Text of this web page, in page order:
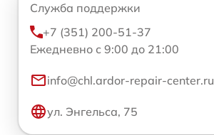
Служба поддержки
+7 (351) 200-51-37
Ежедневно с 9:00 до 21:00
info@chl.ardor-repair-center.ru
ул. Энгельса, 75